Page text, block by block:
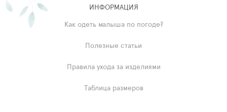
ИНФОРМАЦИЯ
Как одеть малыша по погоде?
Полезные статьи
Правила ухода за изделиями
Таблица размеров